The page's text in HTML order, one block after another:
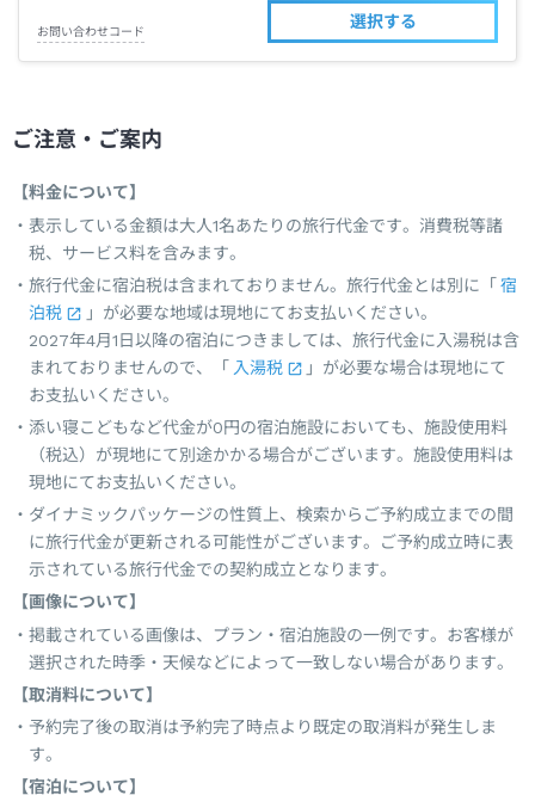
お問い合わせコード
選択する
ご注意・ご案内
【料金について】
表示している金額は大人1名あたりの旅行代金です。消費税等諸
税、サービス料を含みます。
旅行代金に宿泊税は含まれておりません。旅行代金とは別に「 宿
泊税
」が必要な地域は現地にてお支払いください。
2027年4月1日以降の宿泊につきましては、旅行代金に入湯税は含
まれておりませんので、「 入湯税
」が必要な場合は現地にて
お支払いください。
添い寝こどもなど代金が0円の宿泊施設においても、施設使用料
（税込）が現地にて別途かかる場合がございます。施設使用料は
現地にてお支払いください。
ダイナミックパッケージの性質上、検索からご予約成立までの間
に旅行代金が更新される可能性がございます。ご予約成立時に表
示されている旅行代金での契約成立となります。
【画像について】
掲載されている画像は、プラン・宿泊施設の一例です。お客様が
選択された時季・天候などによって一致しない場合があります。
【取消料について】
予約完了後の取消は予約完了時点より既定の取消料が発生しま
す。
【宿泊について】